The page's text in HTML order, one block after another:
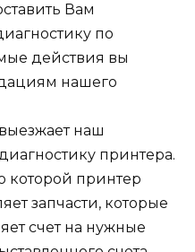
Вам
по
действия вы
нашего
наш
принтера.
которой принтер
запчасти, которые
счет на нужные